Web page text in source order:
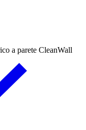
a parete CleanWall